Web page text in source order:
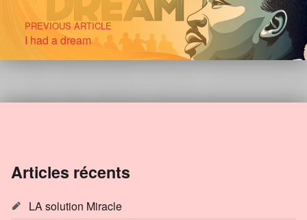
PREVIOUS ARTICLE
I had a dream
Articles récents
LA solution Miracle